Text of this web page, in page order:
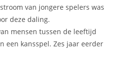
van jongere spelers was
deze daling.
mensen tussen de leeftijd
een kansspel. Zes jaar eerder